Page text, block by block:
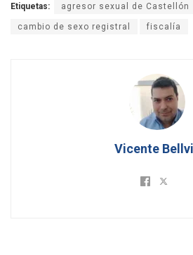
Etiquetas: agresor sexual de Castellón
cambio de sexo registral fiscalía
Vicente